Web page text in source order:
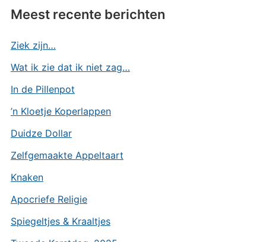
Meest recente berichten
Ziek zijn…
Wat ik zie dat ik niet zag…
In de Pillenpot
’n Kloetje Koperlappen
Duidze Dollar
Zelfgemaakte Appeltaart
Knaken
Apocriefe Religie
Spiegeltjes & Kraaltjes